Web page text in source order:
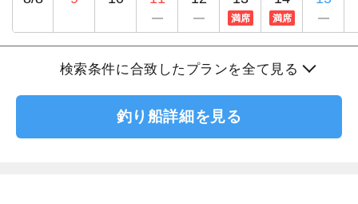
満席 満席
検索条件に合致したプランを全て見る
釣り船詳細を見る